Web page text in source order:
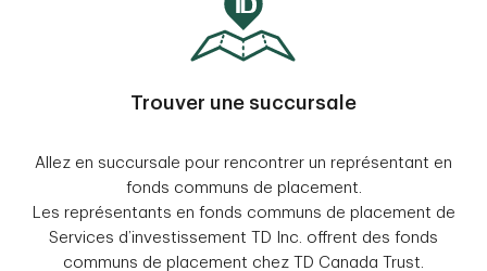
Trouver une succursale
Allez en succursale pour rencontrer un représentant en
fonds communs de placement.
Les représentants en fonds communs de placement de
Services d’investissement TD Inc. offrent des fonds
communs de placement chez TD Canada Trust.